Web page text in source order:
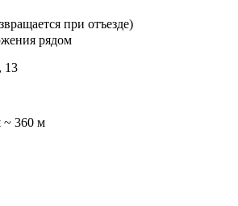
при отъезде)
рядом
13
~ 360 м